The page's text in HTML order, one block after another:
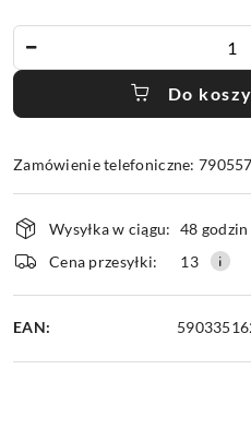
Do
Zamówienie telefoniczne:
Dostępność
i
dostawa
Wysyłka w ciągu: 48 godzin
Cena przesyłki:
13
EAN: